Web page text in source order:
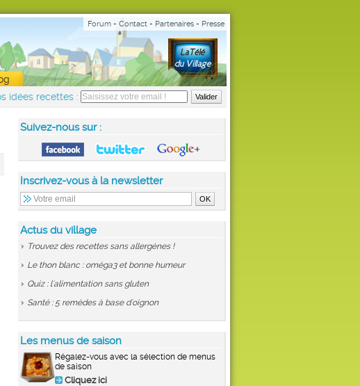
Forum - Contact - Partenaires - Presse
idées recettes :
Suivez-nous sur :
Inscrivez-vous à la newsletter
Actus du village
Trouvez des recettes sans allergènes !
Le thon blanc : oméga3 et bonne humeur
Quiz : l'alimentation sans gluten
Santé : 5 remèdes à base d'oignon
Les menus de saison
Régalez-vous avec la sélection de menus
de saison
Cliquez ici